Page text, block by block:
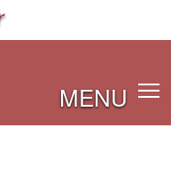
MENU